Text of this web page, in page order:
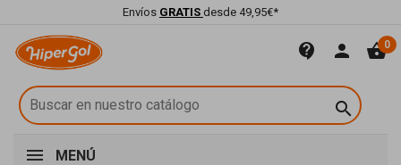
Envíos GRATIS desde 49,95€*
contact_support person shopping_basket0

MENÚ